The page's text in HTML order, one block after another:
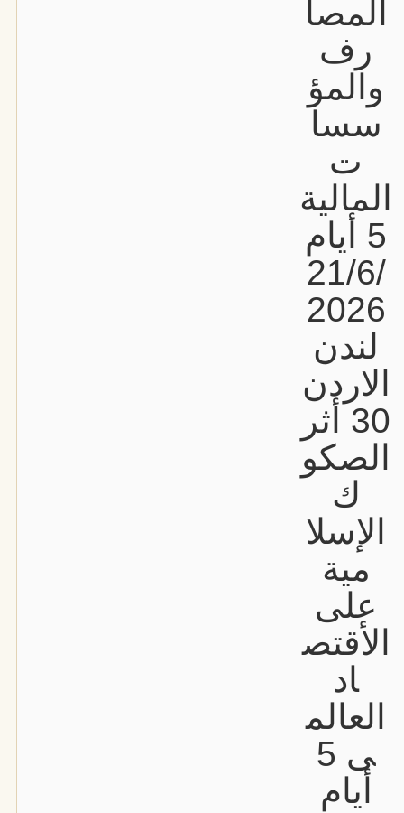
المصا
رف
والمؤ
سسا
ت
المالية
5 أيام
21/6/
2026
لندن
الاردن
30 أثر
الصكو
ك
الإسلا
مية
على
الأقتص
اد
العالم
ى 5
أيام